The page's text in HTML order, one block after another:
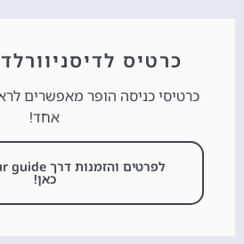
כרטיס לדיסניוורלד HOOPER
אחד!
כאן!